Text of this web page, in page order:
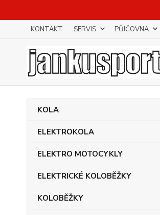
KONTAKT SERVIS PŮJČOVNA
KOLA
ELEKTROKOLA
ELEKTRO MOTOCYKLY
ELEKTRICKÉ KOLOBĚŽKY
KOLOBĚŽKY